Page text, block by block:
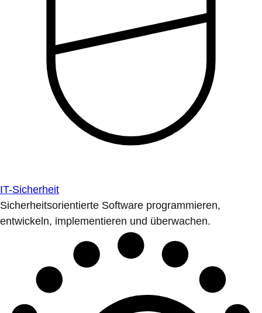
IT-Sicherheit
Sicherheitsorientierte Software programmieren,
entwickeln, implementieren und überwachen.